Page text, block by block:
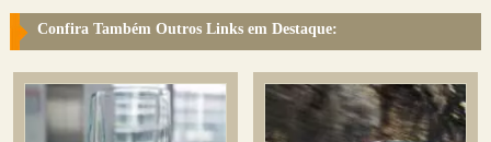
Confira Também Outros Links em Destaque: